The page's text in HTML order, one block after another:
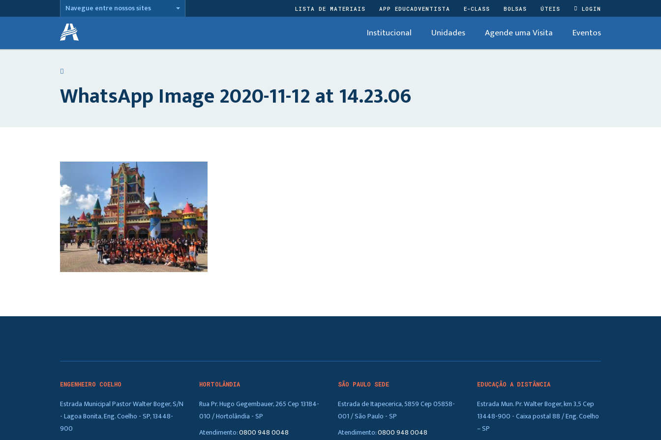
Navegue entre nossos sites LISTA DE MATERIAIS APP EDUCADVENTISTA E-CLASS BOLSAS ÚTEIS LOGIN
Institucional Unidades Agende uma Visita Eventos
WhatsApp Image 2020-11-12 at 14.23.06
ENGENHEIRO COELHO
Estrada Municipal Pastor Walter Boger, S/N
- Lagoa Bonita, Eng. Coelho - SP, 13448-
900
HORTOLÂNDIA
Rua Pr. Hugo Gegembauer, 265 Cep 13184-
010 / Hortolândia - SP
Atendimento:0800 948 0048
SÃO PAULO SEDE
Estrada de Itapecerica, 5859 Cep 05858-
001 / São Paulo - SP
Atendimento:0800 948 0048
EDUCAÇÃO A DISTÂNCIA
Estrada Mun. Pr. Walter Boger, km 3,5 Cep
13448-900 - Caixa postal 88 / Eng. Coelho
– SP